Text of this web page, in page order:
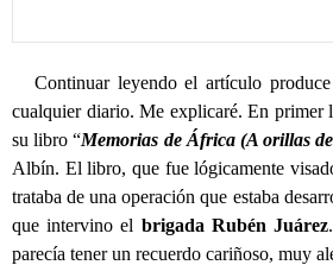
Continuar leyendo el artículo
cualquier diario. Me explicaré. En primer
su libro “Memorias de África (A orillas
Albín. El libro, que fue lógicamente
trataba de una operación que estaba
que intervino el brigada Rubén Juárez
parecía tener un recuerdo cariñoso, muy